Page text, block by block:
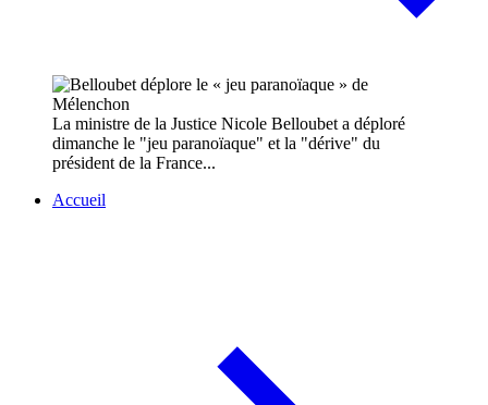
La ministre de la Justice Nicole Belloubet a déploré
dimanche le "jeu paranoïaque" et la "dérive" du
président de la France...
Accueil